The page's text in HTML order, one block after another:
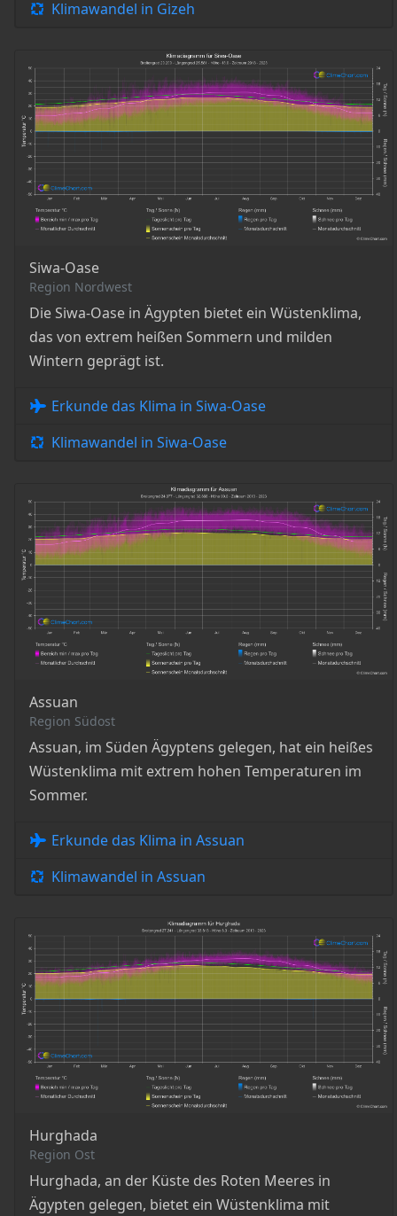
Klimawandel in Gizeh
Siwa-Oase
Region Nordwest
Die Siwa-Oase in Ägypten bietet ein Wüstenklima,
das von extrem heißen Sommern und milden
Wintern geprägt ist.
Erkunde das Klima in Siwa-Oase
Klimawandel in Siwa-Oase
Assuan
Region Südost
Assuan, im Süden Ägyptens gelegen, hat ein heißes
Wüstenklima mit extrem hohen Temperaturen im
Sommer.
Erkunde das Klima in Assuan
Klimawandel in Assuan
Hurghada
Region Ost
Hurghada, an der Küste des Roten Meeres in
Ägypten gelegen, bietet ein Wüstenklima mit